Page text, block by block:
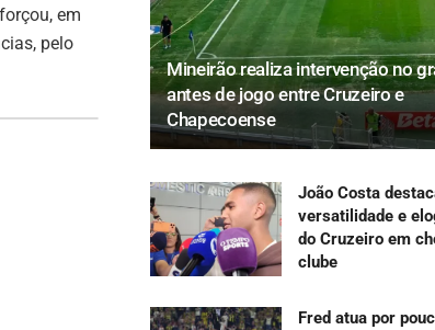
em
pelo
Mineirão realiza intervenção no
antes de jogo entre Cruzeiro e
Chapecoense
João Costa
versatilidade e
do Cruzeiro em
clube
Fred atua por